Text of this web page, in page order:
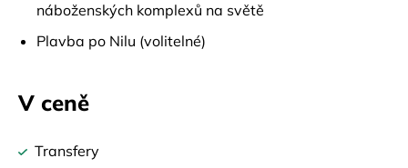
náboženských komplexů na světě
Plavba po Nilu (volitelné)
V ceně
Transfery